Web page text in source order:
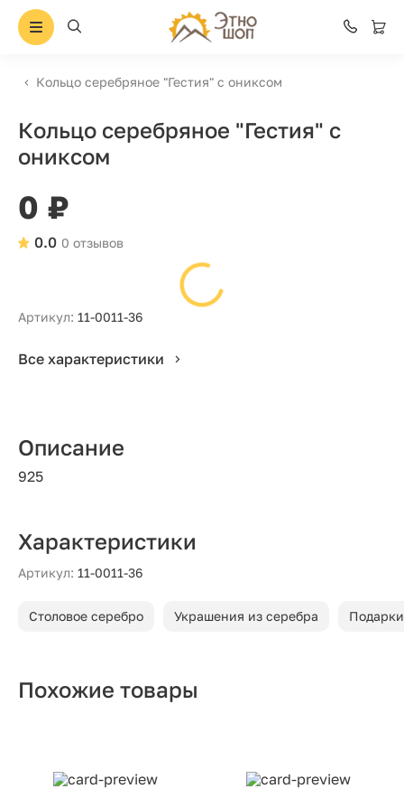
Кольцо серебряное "Гестия" с ониксом
Кольцо серебряное "Гестия" с
ониксом
0 ₽
0 отзывов
0.0
Артикул: 11-0011-36
Все характеристики
Описание
925
Характеристики
Артикул: 11-0011-36
Столовое серебро Украшения из серебра
Похожие товары